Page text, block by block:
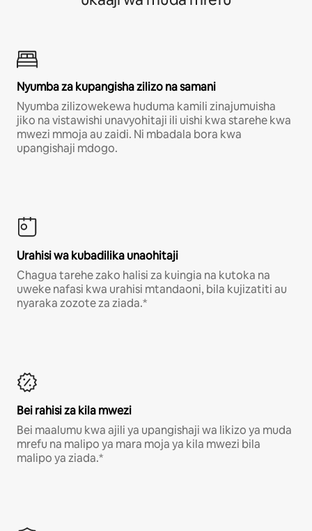
Nyumba za kupangisha zilizo na samani
Nyumba zilizowekewa huduma kamili zinajumuisha
jiko na vistawishi unavyohitaji ili uishi kwa starehe kwa
mwezi mmoja au zaidi. Ni mbadala bora kwa
upangishaji mdogo.
Urahisi wa kubadilika unaohitaji
Chagua tarehe zako halisi za kuingia na kutoka na
uweke nafasi kwa urahisi mtandaoni, bila kujizatiti au
nyaraka zozote za ziada.*
Bei rahisi za kila mwezi
Bei maalumu kwa ajili ya upangishaji wa likizo ya muda
mrefu na malipo ya mara moja ya kila mwezi bila
malipo ya ziada.*